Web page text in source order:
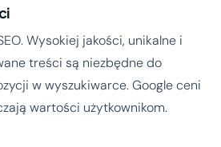
Wysokiej jakości, unikalne i
treści są niezbędne do
w wyszukiwarce. Google ceni
wartości użytkownikom.